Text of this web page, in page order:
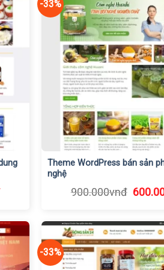
Giá
là:
600.000vnđ.
-33%
Theme WordPress bán sản
nghệ
900.000vnđ Giá
-33%